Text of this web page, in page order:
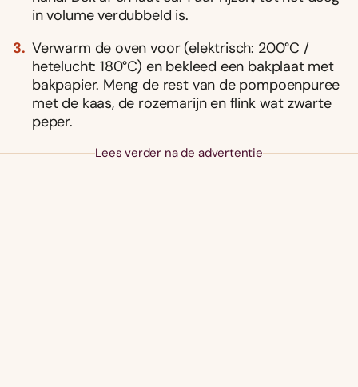
in volume verdubbeld is.
Verwarm de oven voor (elektrisch: 200°C /
hetelucht: 180°C) en bekleed een bakplaat met
bakpapier. Meng de rest van de pompoenpuree
met de kaas, de rozemarijn en flink wat zwarte
peper.
Lees verder na de advertentie